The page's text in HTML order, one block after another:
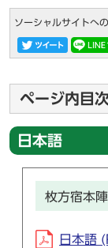
ソーシャルサイトへ
ページ内目
日本語
枚方宿本
日本語